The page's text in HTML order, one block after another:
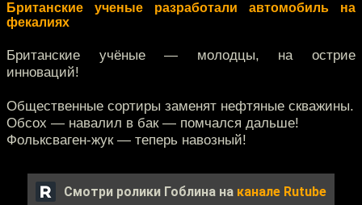
Британские ученые разработали автомобиль на
фекалиях
Британские учёные — молодцы, на острие
инноваций!
Общественные сортиры заменят нефтяные скважины.
Обсох — навалил в бак — помчался дальше!
Фольксваген-жук — теперь навозный!
Смотри ролики Гоблина на канале Rutube